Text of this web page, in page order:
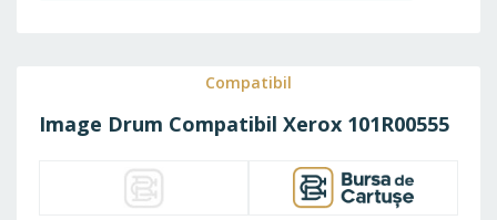
Compatibil
Image Drum Compatibil Xerox 101R00555